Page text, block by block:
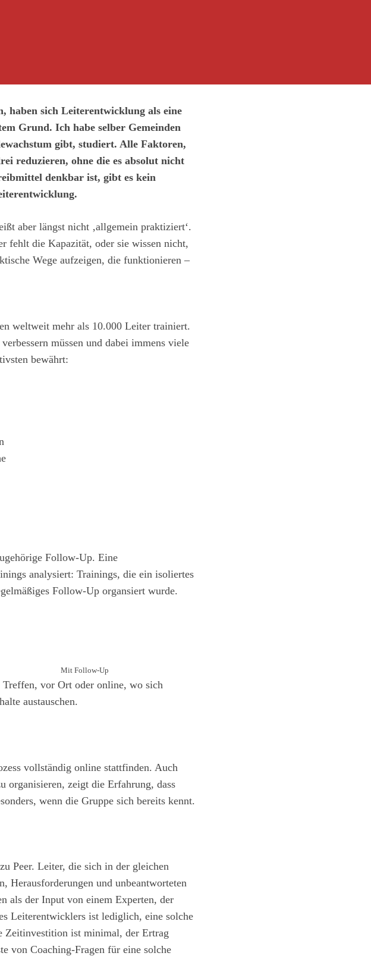
haben sich Leiterentwicklung als eine
Grund. Ich habe selber Gemeinden
gibt, studiert. Alle Faktoren,
reduzieren, ohne die es absolut nicht
denkbar ist, gibt es kein
aber längst nicht ‚allgemein praktiziert‘.
fehlt die Kapazität, oder sie wissen nicht,
Wege aufzeigen, die funktionieren –
weltweit mehr als 10.000 Leiter trainiert.
müssen und dabei immens viele
bewährt:
Follow-Up. Eine
analysiert: Trainings, die ein isoliertes
Follow-Up organsiert wurde.
Mit Follow-Up
vor Ort oder online, wo sich
austauschen.
vollständig online stattfinden. Auch
organisieren, zeigt die Erfahrung, dass
wenn die Gruppe sich bereits kennt.
Peer. Leiter, die sich in der gleichen
Herausforderungen und unbeantworteten
als der Input von einem Experten, der
Leiterentwicklers ist lediglich, eine solche
Zeitinvestition ist minimal, der Ertrag
von Coaching-Fragen für eine solche